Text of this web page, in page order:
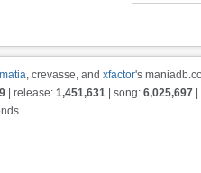
matia, crevasse, and xfactor's
| release: 1,451,631 | song: 6,025,697